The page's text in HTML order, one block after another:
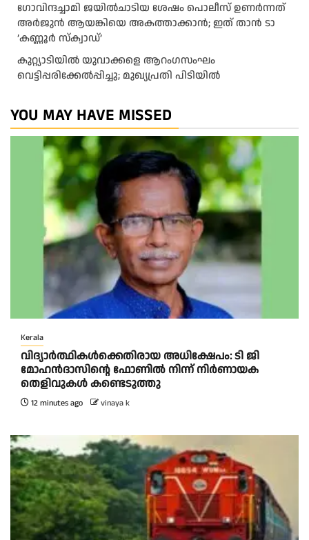
ഗോവിന്ദച്ചാമി ജയിൽചാടിയ ശേഷം പൊലീസ് ഉണർന്നത്
അർജുൻ ആയങ്കിയെ അകത്താക്കാൻ; ഇത് താൻ ടാ
‍‍’കണ്ണൂർ സ്ക്വാഡ്’
കുറ്റ്യാടിയിൽ യുവാക്കളെ ആറംഗസംഘം
വെട്ടിപ്പരിക്കേൽപ്പിച്ചു; മുഖ്യപ്രതി പിടിയിൽ
YOU MAY HAVE MISSED
Kerala
വിദ്യാര്‍ത്ഥികള്‍ക്കെതിരായ അധിക്ഷേപം: ടി ജി
മോഹന്‍ദാസിന്റെ ഫോണില്‍ നിന്ന് നിര്‍ണായക
തെളിവുകള്‍ കണ്ടെടുത്തു
12 minutes ago vinaya k